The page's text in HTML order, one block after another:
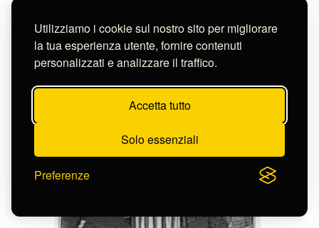
Utilizziamo i cookie sul nostro sito per migliorare
la tua esperienza utente, fornire contenuti
personalizzati e analizzare il traffico.
Accetta tutto
Solo essenziali
Preferenze